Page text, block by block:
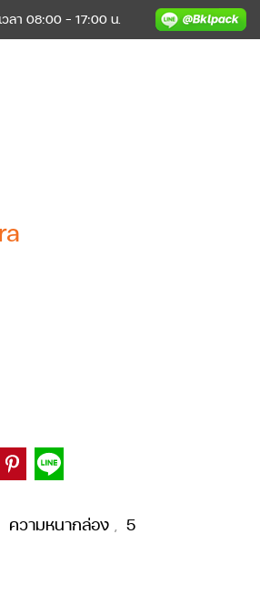
ลา 08:00 - 17:00 น.
ความหนากล่อง , 5